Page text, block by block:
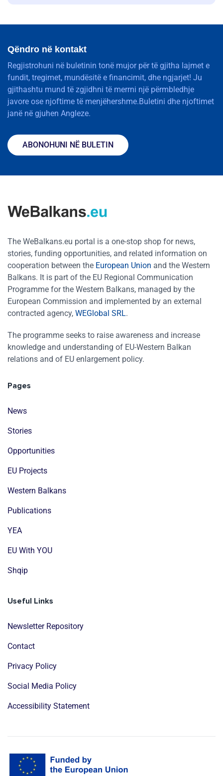
Qëndro në kontakt
Regjistrohuni në buletinin tonë mujor për të gjitha lajmet e
fundit, tregimet, mundësitë e financimit, dhe ngjarjet! Ju
gjithashtu mund të zgjidhni të merrni një përmbledhje
javore ose njoftime të menjëhershme.Buletini dhe njoftimet
janë në gjuhen Angleze.
ABONOHUNI NË BULETIN
The WeBalkans.eu portal is a one-stop shop for news,
stories, funding opportunities, and related information on
cooperation between the European Union and the Western
Balkans. It is part of the EU Regional Communication
Programme for the Western Balkans, managed by the
European Commission and implemented by an external
contracted agency, WEGlobal SRL.
The programme seeks to raise awareness and increase
knowledge and understanding of EU-Western Balkan
relations and of EU enlargement policy.
Pages
News
Stories
Opportunities
EU Projects
Western Balkans
Publications
YEA
EU With YOU
Shqip
Useful Links
Newsletter Repository
Contact
Privacy Policy
Social Media Policy
Accessibility Statement